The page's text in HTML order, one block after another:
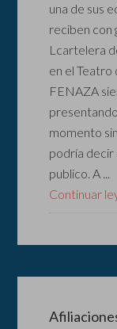
una de sus
reciben con
Lcartelera
en el Teatro
FENAZA
momento
podría decir
publico. A ...
Continuar